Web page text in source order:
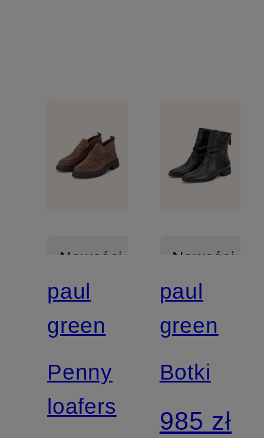
Nowości
Z
certyfikatem
paul
green
Penny
loafers
Nowości
Z
certyfikatem
paul
green
Botki
985 zł